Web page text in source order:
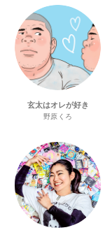
玄太はオレが好き
野原くろ